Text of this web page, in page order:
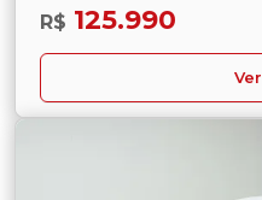
R$ 125.990